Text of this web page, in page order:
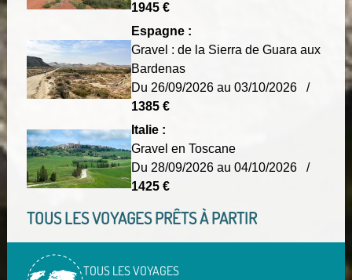
1945 €
Espagne :
Gravel : de la Sierra de Guara aux
Bardenas
Du 26/09/2026 au 03/10/2026 /
1385 €
Italie :
Gravel en Toscane
Du 28/09/2026 au 04/10/2026 /
1425 €
TOUS LES VOYAGES PRÊTS À PARTIR
TOUS LES VOYAGES